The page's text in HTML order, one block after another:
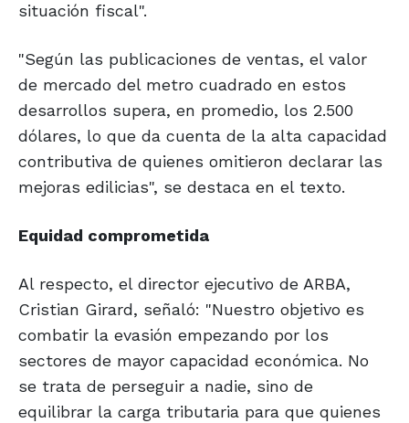
situación fiscal".
"Según las publicaciones de ventas, el valor
de mercado del metro cuadrado en estos
desarrollos supera, en promedio, los 2.500
dólares, lo que da cuenta de la alta capacidad
contributiva de quienes omitieron declarar las
mejoras edilicias", se destaca en el texto.
Equidad comprometida
Al respecto, el director ejecutivo de ARBA,
Cristian Girard, señaló: "Nuestro objetivo es
combatir la evasión empezando por los
sectores de mayor capacidad económica. No
se trata de perseguir a nadie, sino de
equilibrar la carga tributaria para que quienes